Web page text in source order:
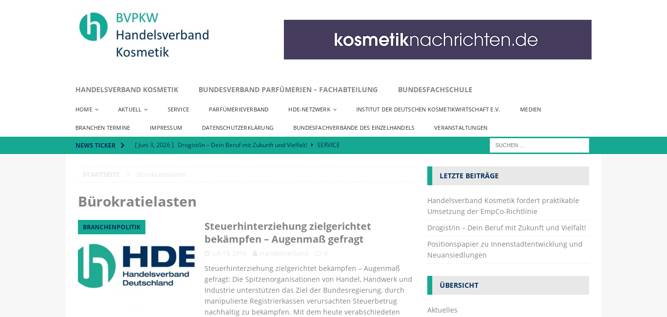
HANDELSVERBAND KOSMETIK BUNDESVERBAND PARFÜMERIEN – FACHABTEILUNG BUNDESFACHSCHULE
HOME AKTUELL SERVICE PARFÜMERIEVERBAND HDE-NETZWERK INSTITUT DER DEUTSCHEN KOSMETIKWIRTSCHAFT E.V. MEDIEN
BRANCHEN TERMINE IMPRESSUM DATENSCHUTZERKLÄRUNG BUNDESFACHVERBÄNDE DES EINZELHANDELS VERANSTALTUNGEN
NEWS TICKER [ Juni 3, 2026 ] Drogist/in – Dein Beruf mit Zukunft und Vielfalt!
SERVICE
AKTUELLES
Bürokratielasten
BRANCHENPOLITIK
Steuerhinterziehung zielgerichtet
bekämpfen – Augenmaß gefragt
Steuerhinterziehung zielgerichtet bekämpfen – Augenmaß
gefragt: Die Spitzenorganisationen von Handel, Handwerk und
Industrie unterstützen das Ziel der Bundesregierung, durch
manipulierte Registrierkassen verursachten Steuerbetrug
nachhaltig zu bekämpfen. Mit dem heute verabschiedeten
LETZTE BEITRÄGE
Handelsverband Kosmetik fordert praktikable
Umsetzung der EmpCo-Richtlinie
Drogist/in – Dein Beruf mit Zukunft und Vielfalt!
Positionspapier zu Innenstadtentwicklung und
Neuansiedlungen
ÜBERSICHT
Aktuelles